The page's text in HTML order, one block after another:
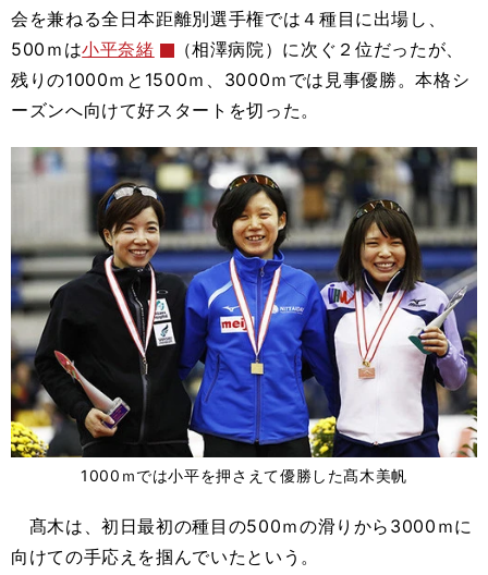
会を兼ねる全日本距離別選手権では４種目に出場し、
500ｍは小平奈緒
（相澤病院）に次ぐ２位だったが、
残りの1000ｍと1500ｍ、3000ｍでは見事優勝。本格シ
ーズンへ向けて好スタートを切った。
1000ｍでは小平を押さえて優勝した髙木美帆
髙木は、初日最初の種目の500ｍの滑りから3000ｍに
向けての手応えを掴んでいたという。